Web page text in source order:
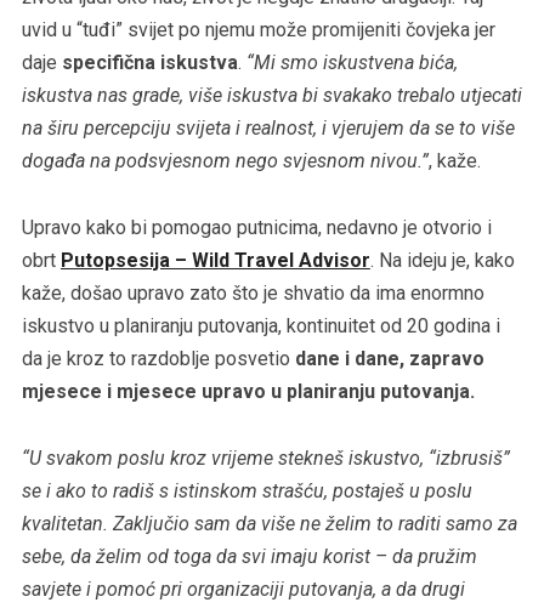
uvid u “tuđi” svijet po njemu može promijeniti čovjeka jer
daje specifična iskustva. “Mi smo iskustvena bića,
iskustva nas grade, više iskustva bi svakako trebalo utjecati
na širu percepciju svijeta i realnost, i vjerujem da se to više
događa na podsvjesnom nego svjesnom nivou.”, kaže.
Upravo kako bi pomogao putnicima, nedavno je otvorio i
obrt Putopsesija – Wild Travel Advisor. Na ideju je, kako
kaže, došao upravo zato što je shvatio da ima enormno
iskustvo u planiranju putovanja, kontinuitet od 20 godina i
da je kroz to razdoblje posvetio dane i dane, zapravo
mjesece i mjesece upravo u planiranju putovanja.
“U svakom poslu kroz vrijeme stekneš iskustvo, “izbrusiš”
se i ako to radiš s istinskom strašću, postaješ u poslu
kvalitetan. Zaključio sam da više ne želim to raditi samo za
sebe, da želim od toga da svi imaju korist – da pružim
savjete i pomoć pri organizaciji putovanja, a da drugi